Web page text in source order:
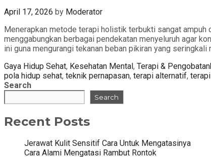
April 17, 2026 by Moderator
Menerapkan metode terapi holistik terbukti sangat ampuh
menggabungkan berbagai pendekatan menyeluruh agar
ini guna mengurangi tekanan beban pikiran yang
Categories
Gaya Hidup Sehat, Kesehatan Mental, Terapi & Pengobatan
pola hidup sehat, teknik pernapasan, terapi alternatif,
Search
Search
Recent Posts
Jerawat Kulit Sensitif Cara Untuk Mengatasinya
Cara Alami Mengatasi Rambut Rontok